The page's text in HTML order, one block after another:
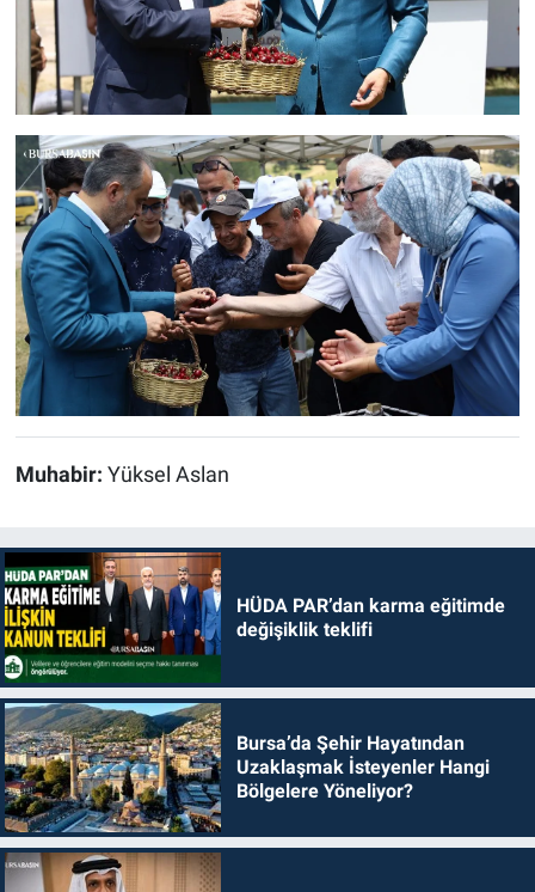
Muhabir: Yüksel Aslan
HÜDA PAR’dan karma eğitimde
değişiklik teklifi
Bursa’da Şehir Hayatından
Uzaklaşmak İsteyenler Hangi
Bölgelere Yöneliyor?